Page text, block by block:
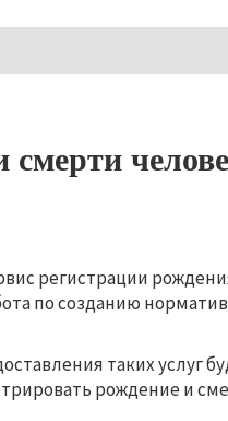
регистрации
по созданию
таких услуг
рождение и